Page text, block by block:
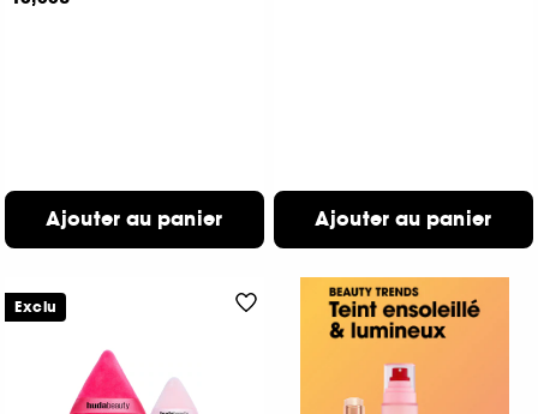
Ajouter au panier Ajouter au panier
Exclu